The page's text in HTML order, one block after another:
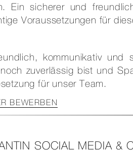
Ein sicherer und
Voraussetzungen für
kommunikativ und
zuverlässig bist und
für unser Team.
BEWERBEN
SOCIAL MEDIA &